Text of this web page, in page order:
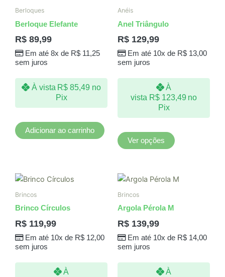
Berloques
Berloque Elefante
R$ 89,99
Em até 8x de R$11,25
sem juros
À vista R$ 85,49 no
Pix
Adicionar ao carrinho
Anéis
Anel Triângulo
R$ 129,99
Em até 10x de R$13,00
sem juros
À
vista R$123,49 no
Pix
Ver opções
As
podem
escolhidas
do
Brincos
Brinco Círculos
R$ 119,99
Em até 10x de R$12,00
sem juros
À
Brincos
Argola Pérola M
R$ 139,99
Em até 10x de R$14,00
sem juros
À